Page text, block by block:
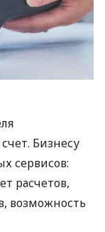
Бизнесу
сервисов:
расчетов,
возможность